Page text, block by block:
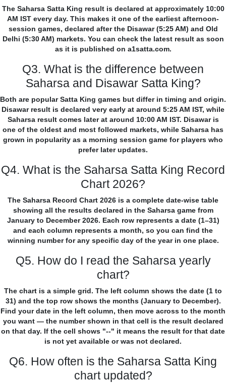
The Saharsa Satta King result is declared at approximately 10:00
AM IST every day. This makes it one of the earliest afternoon-
session games, declared after the Disawar (5:25 AM) and Old
Delhi (5:30 AM) markets. You can check the latest result as soon
as it is published on a1satta.com.
Q3. What is the difference between
Saharsa and Disawar Satta King?
Both are popular Satta King games but differ in timing and origin.
Disawar result is declared very early at around 5:25 AM IST, while
Saharsa result comes later at around 10:00 AM IST. Disawar is
one of the oldest and most followed markets, while Saharsa has
grown in popularity as a morning session game for players who
prefer later updates.
Q4. What is the Saharsa Satta King Record
Chart 2026?
The Saharsa Record Chart 2026 is a complete date-wise table
showing all the results declared in the Saharsa game from
January to December 2026. Each row represents a date (1–31)
and each column represents a month, so you can find the
winning number for any specific day of the year in one place.
Q5. How do I read the Saharsa yearly
chart?
The chart is a simple grid. The left column shows the date (1 to
31) and the top row shows the months (January to December).
Find your date in the left column, then move across to the month
you want — the number shown in that cell is the result declared
on that day. If the cell shows "--" it means the result for that date
is not yet available or was not declared.
Q6. How often is the Saharsa Satta King
chart updated?